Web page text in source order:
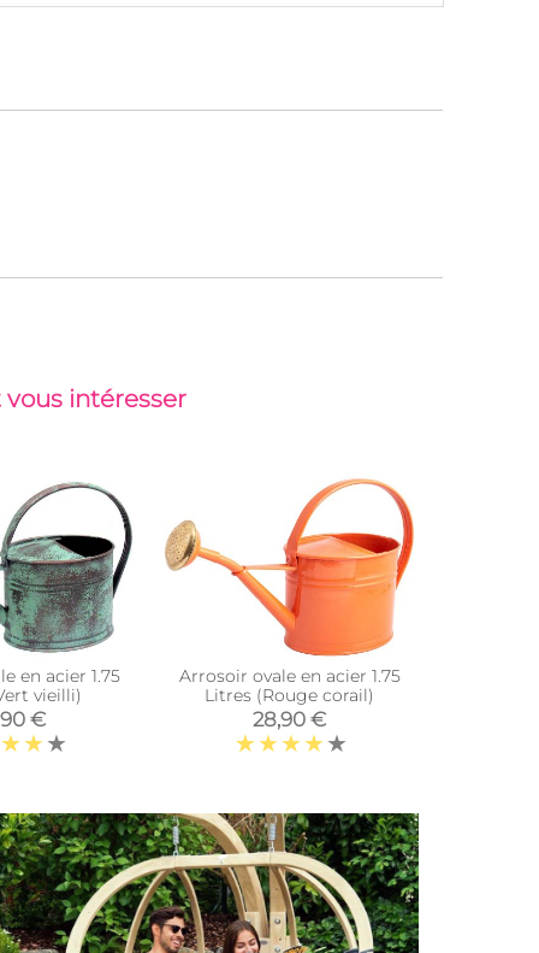
intéresser
en acier 1.75
vieilli)
€
Arrosoir ovale en acier 1.75
Litres (Rouge corail)
28,90 €